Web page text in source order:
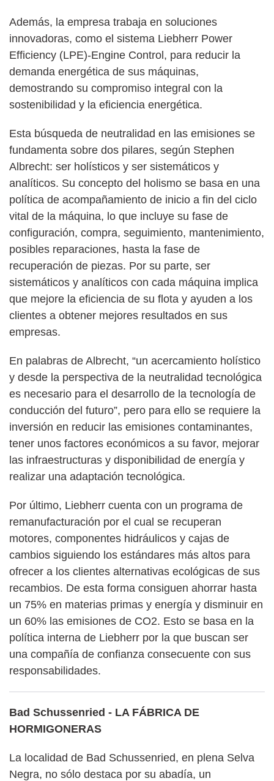
Además, la empresa trabaja en soluciones
innovadoras, como el sistema Liebherr Power
Efficiency (LPE)-Engine Control, para reducir la
demanda energética de sus máquinas,
demostrando su compromiso integral con la
sostenibilidad y la eficiencia energética.
Esta búsqueda de neutralidad en las emisiones se
fundamenta sobre dos pilares, según Stephen
Albrecht: ser holísticos y ser sistemáticos y
analíticos. Su concepto del holismo se basa en una
política de acompañamiento de inicio a fin del ciclo
vital de la máquina, lo que incluye su fase de
configuración, compra, seguimiento, mantenimiento,
posibles reparaciones, hasta la fase de
recuperación de piezas. Por su parte, ser
sistemáticos y analíticos con cada máquina implica
que mejore la eficiencia de su flota y ayuden a los
clientes a obtener mejores resultados en sus
empresas.
En palabras de Albrecht, “un acercamiento holístico
y desde la perspectiva de la neutralidad tecnológica
es necesario para el desarrollo de la tecnología de
conducción del futuro”, pero para ello se requiere la
inversión en reducir las emisiones contaminantes,
tener unos factores económicos a su favor, mejorar
las infraestructuras y disponibilidad de energía y
realizar una adaptación tecnológica.
Por último, Liebherr cuenta con un programa de
remanufacturación por el cual se recuperan
motores, componentes hidráulicos y cajas de
cambios siguiendo los estándares más altos para
ofrecer a los clientes alternativas ecológicas de sus
recambios. De esta forma consiguen ahorrar hasta
un 75% en materias primas y energía y disminuir en
un 60% las emisiones de CO2. Esto se basa en la
política interna de Liebherr por la que buscan ser
una compañía de confianza consecuente con sus
responsabilidades.
Bad Schussenried - LA FÁBRICA DE
HORMIGONERAS
La localidad de Bad Schussenried, en plena Selva
Negra, no sólo destaca por su abadía, un